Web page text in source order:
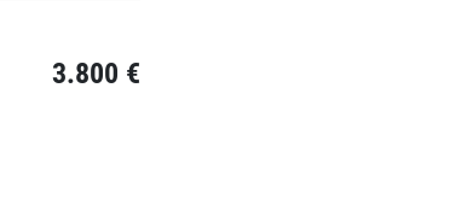
3.800 €